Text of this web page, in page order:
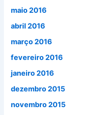
maio 2016
abril 2016
março 2016
fevereiro 2016
janeiro 2016
dezembro 2015
novembro 2015